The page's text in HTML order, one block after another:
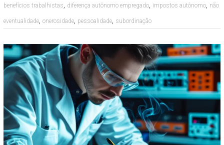
benefícios trabalhistas, diferença autônomo empregado, impostos autônomo, não
eventualidade, onerosidade, pessoalidade, subordinação